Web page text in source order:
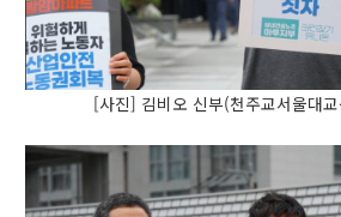
[사진] 김비오 신부(천주교서울대